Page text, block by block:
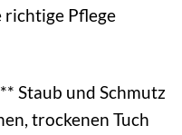
richtige Pflege
Staub und Schmutz
trockenen Tuch